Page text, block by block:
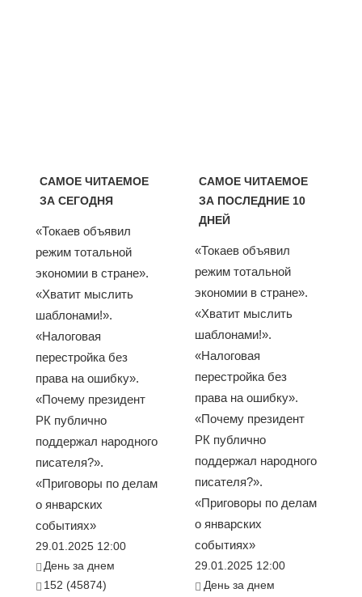
САМОЕ ЧИТАЕМОЕ
ЗА СЕГОДНЯ
«Токаев объявил
режим тотальной
экономии в стране».
«Хватит мыслить
шаблонами!».
«Налоговая
перестройка без
права на ошибку».
«Почему президент
РК публично
поддержал народного
писателя?».
«Приговоры по делам
о январских
событиях»
29.01.2025 12:00
День за днем
152 (45874)
САМОЕ ЧИТАЕМОЕ
ЗА ПОСЛЕДНИЕ 10
ДНЕЙ
«Токаев объявил
режим тотальной
экономии в стране».
«Хватит мыслить
шаблонами!».
«Налоговая
перестройка без
права на ошибку».
«Почему президент
РК публично
поддержал народного
писателя?».
«Приговоры по делам
о январских
событиях»
29.01.2025 12:00
День за днем